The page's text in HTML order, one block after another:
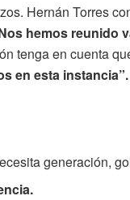
Hernán Torres
hemos reunido
tenga en cuenta
en esta instancia”.
generación,